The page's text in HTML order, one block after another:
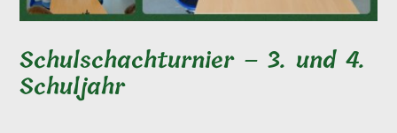
Schulschachturnier – 3. und 4.
Schuljahr